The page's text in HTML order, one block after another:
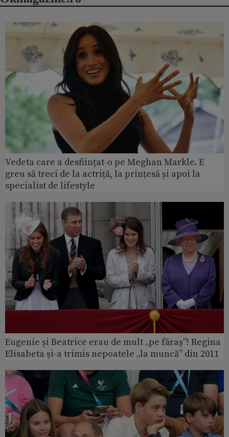
Vedeta care a desființat-o pe Meghan Markle. E
greu să treci de la actriță, la prințesă și apoi la
specialist de lifestyle
Eugenie și Beatrice erau de mult „pe făraș”! Regina
Elisabeta și-a trimis nepoatele „la muncă” din 2011